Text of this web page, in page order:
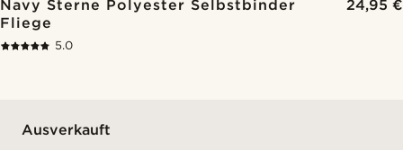
Navy Sterne Polyester Selbstbinder
Fliege
24,95 €
5.0
Ausverkauft